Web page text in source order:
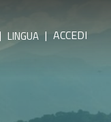
| LINGUA | ACCEDI